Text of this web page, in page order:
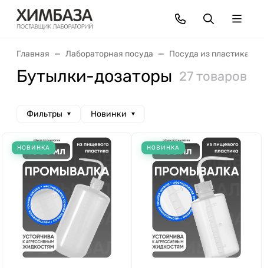
Главная Лабораторная посуда Посуда из пластика
Бутылки-дозаторы 27 товаров
Фильтры Новинки
НОВИНКА НОВИНКА